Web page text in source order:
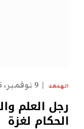
الهدهد 9 نوفمبر، 2025
رجل العلم
الحكام لغزة